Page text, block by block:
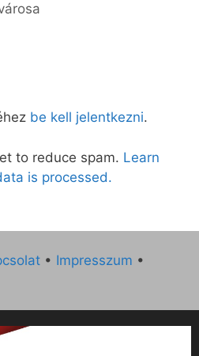
be kell jelentkezni.
to reduce spam. Learn
is processed.
• Impresszum •